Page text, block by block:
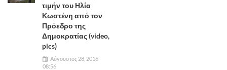
τιμήν του Ηλία
Κωστένη από τον
Πρόεδρο της
Δημοκρατίας (video,
pics)
Αύγουστος 28, 2016
08:56